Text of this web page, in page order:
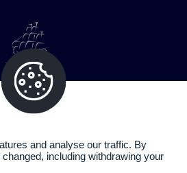
and analyse our traffic. By
including withdrawing your